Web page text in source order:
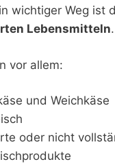
wichtiger Weg ist
Lebensmitteln.
vor allem:
und Weichkäse
oder nicht